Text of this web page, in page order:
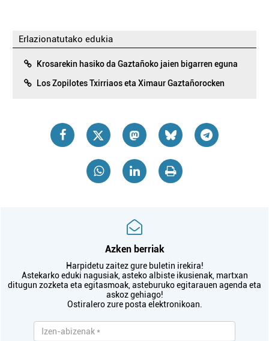
Erlazionatutako edukia
Krosarekin hasiko da Gaztañoko jaien bigarren eguna
Los Zopilotes Txirriaos eta Ximaur Gaztañorocken
Azken berriak
Harpidetu zaitez gure buletin irekira!
Astekarko eduki nagusiak, asteko albiste ikusienak, martxan
ditugun zozketa eta egitasmoak, asteburuko egitarauen agenda eta
askoz gehiago!
Ostiralero zure posta elektronikoan.